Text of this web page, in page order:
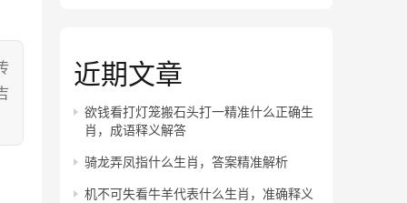
近期文章
欲钱看打灯笼搬石头打一精准什么正确生
肖，成语释义解答
骑龙弄凤指什么生肖，答案精准解析
机不可失看牛羊代表什么生肖，准确释义